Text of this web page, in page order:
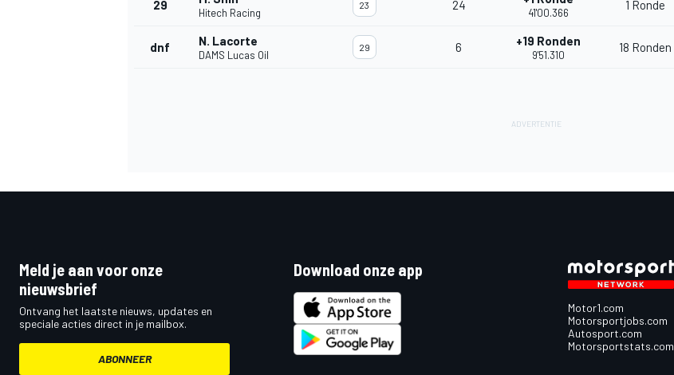
29
Hitech Racing
23 24
41'00.366
1 Ronde
dnf N. Lacorte
DAMS Lucas Oil
29 6 +19 Ronden
9'51.310
18 Ronden
Meld je aan voor onze
nieuwsbrief
Ontvang het laatste nieuws, updates en
speciale acties direct in je mailbox.
ABONNEER
Download onze app
Motor1.com
Motorsportjobs.com
Autosport.com
Motorsportstats.com